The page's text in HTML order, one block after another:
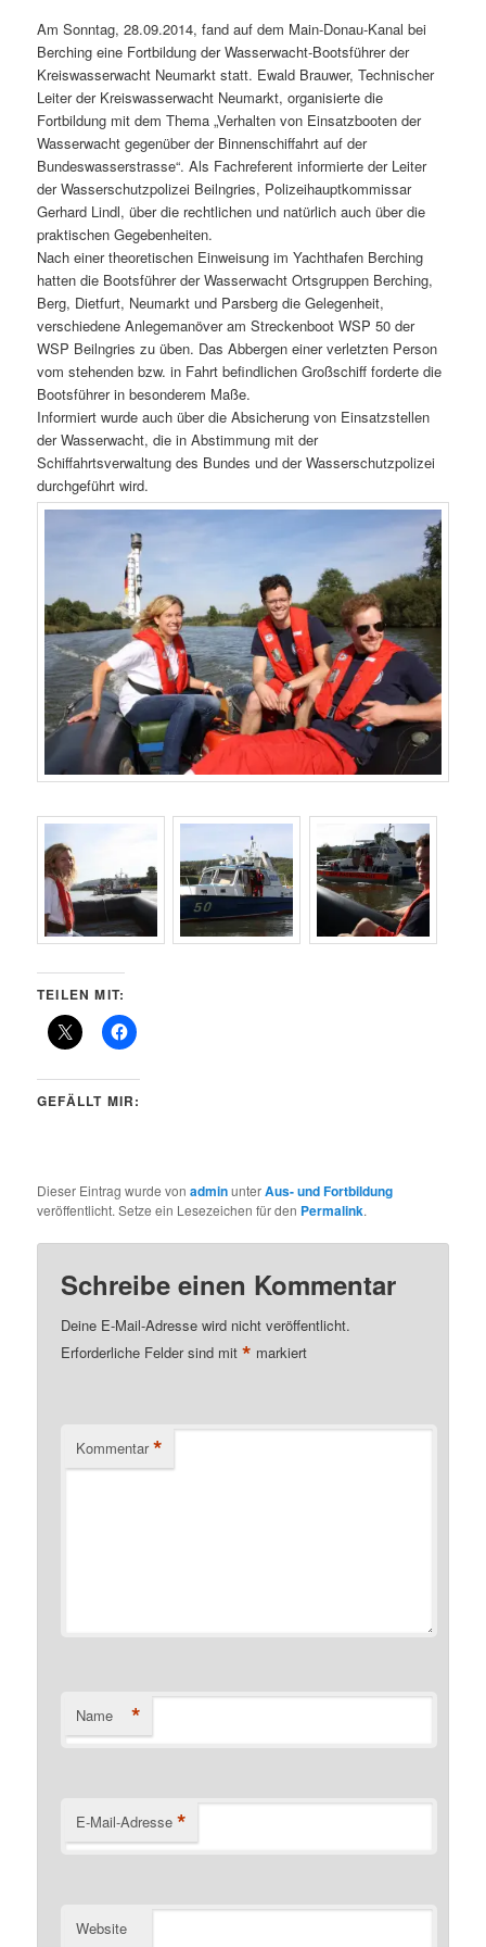
Am Sonntag, 28.09.2014, fand auf dem Main-Donau-Kanal bei
Berching eine Fortbildung der Wasserwacht-Bootsführer der
Kreiswasserwacht Neumarkt statt. Ewald Brauwer, Technischer
Leiter der Kreiswasserwacht Neumarkt, organisierte die
Fortbildung mit dem Thema „Verhalten von Einsatzbooten der
Wasserwacht gegenüber der Binnenschiffahrt auf der
Bundeswasserstrasse“. Als Fachreferent informierte der Leiter
der Wasserschutzpolizei Beilngries, Polizeihauptkommissar
Gerhard Lindl, über die rechtlichen und natürlich auch über die
praktischen Gegebenheiten.
Nach einer theoretischen Einweisung im Yachthafen Berching
hatten die Bootsführer der Wasserwacht Ortsgruppen Berching,
Berg, Dietfurt, Neumarkt und Parsberg die Gelegenheit,
verschiedene Anlegemanöver am Streckenboot WSP 50 der
WSP Beilngries zu üben. Das Abbergen einer verletzten Person
vom stehenden bzw. in Fahrt befindlichen Großschiff forderte die
Bootsführer in besonderem Maße.
Informiert wurde auch über die Absicherung von Einsatzstellen
der Wasserwacht, die in Abstimmung mit der
Schiffahrtsverwaltung des Bundes und der Wasserschutzpolizei
durchgeführt wird.
TEILEN MIT:
GEFÄLLT MIR:
Dieser Eintrag wurde vonadminunterAus- und Fortbildung
veröffentlicht. Setze ein Lesezeichen für den Permalink.
Schreibe einen Kommentar
Deine E-Mail-Adresse wird nicht veröffentlicht.
Erforderliche Felder sind mit* markiert
Kommentar *
Name *
E-Mail-Adresse *
Website